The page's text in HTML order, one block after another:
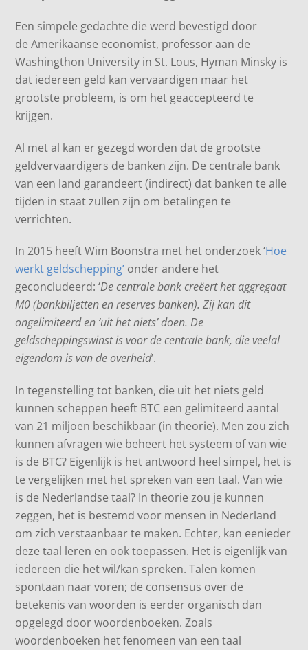
Een simpele gedachte die werd bevestigd door
de Amerikaanse economist, professor aan de
Washingthon University in St. Lous, Hyman Minsky is
dat iedereen geld kan vervaardigen maar het
grootste probleem, is om het geaccepteerd te
krijgen.
Al met al kan er gezegd worden dat de grootste
geldvervaardigers de banken zijn. De centrale bank
van een land garandeert (indirect) dat banken te alle
tijden in staat zullen zijn om betalingen te
verrichten.
In 2015 heeft Wim Boonstra met het onderzoek ‘Hoe
werkt geldschepping’ onder andere het
geconcludeerd: ‘De centrale bank creëert het aggregaat
M0 (bankbiljetten en reserves banken). Zij kan dit
ongelimiteerd en ‘uit het niets’ doen. De
geldscheppingswinst is voor de centrale bank, die veelal
eigendom is van de overheid’.
In tegenstelling tot banken, die uit het niets geld
kunnen scheppen heeft BTC een gelimiteerd aantal
van 21 miljoen beschikbaar (in theorie). Men zou zich
kunnen afvragen wie beheert het systeem of van wie
is de BTC? Eigenlijk is het antwoord heel simpel, het is
te vergelijken met het spreken van een taal. Van wie
is de Nederlandse taal? In theorie zou je kunnen
zeggen, het is bestemd voor mensen in Nederland
om zich verstaanbaar te maken. Echter, kan eenieder
deze taal leren en ook toepassen. Het is eigenlijk van
iedereen die het wil/kan spreken. Talen komen
spontaan naar voren; de consensus over de
betekenis van woorden is eerder organisch dan
opgelegd door woordenboeken. Zoals
woordenboeken het fenomeen van een taal